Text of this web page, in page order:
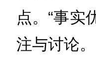
点。“事实
注与讨论。